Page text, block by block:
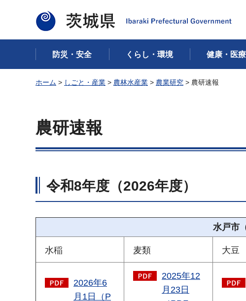
茨城県
防災・安全 くらし・環境 健康・医
ホーム > しごと・産業 > 農林水産業 > 農業研究 > 農研速報
農研速報
令和8年度（2026年度）
水戸市
水稲 麦類 大豆
2026年6
月1日（P
2025年12
月23日